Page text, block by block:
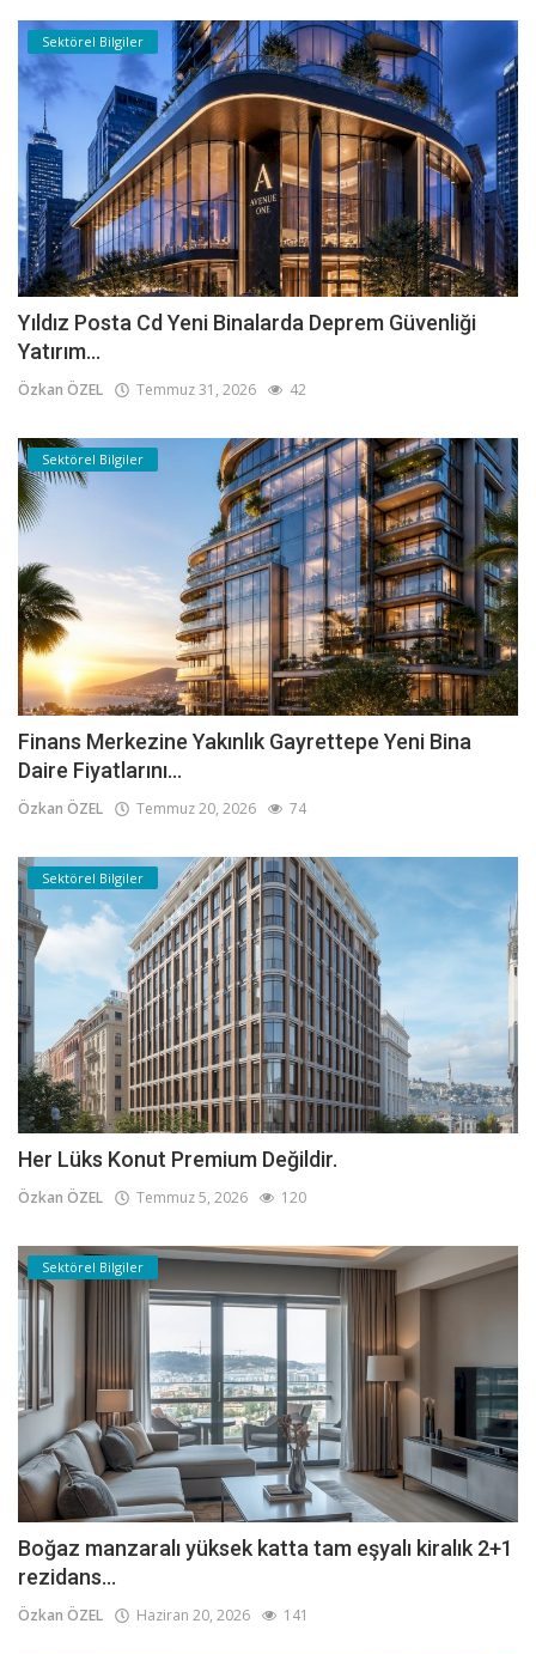
Sektörel Bilgiler
Yıldız Posta Cd Yeni Binalarda Deprem Güvenliği
Yatırım...
Özkan ÖZEL Temmuz 31, 2026 42
Sektörel Bilgiler
Finans Merkezine Yakınlık Gayrettepe Yeni Bina
Daire Fiyatlarını...
Özkan ÖZEL Temmuz 20, 2026 74
Sektörel Bilgiler
Her Lüks Konut Premium Değildir.
Özkan ÖZEL Temmuz 5, 2026 120
Sektörel Bilgiler
Boğaz manzaralı yüksek katta tam eşyalı kiralık 2+1
rezidans...
Özkan ÖZEL Haziran 20, 2026 141